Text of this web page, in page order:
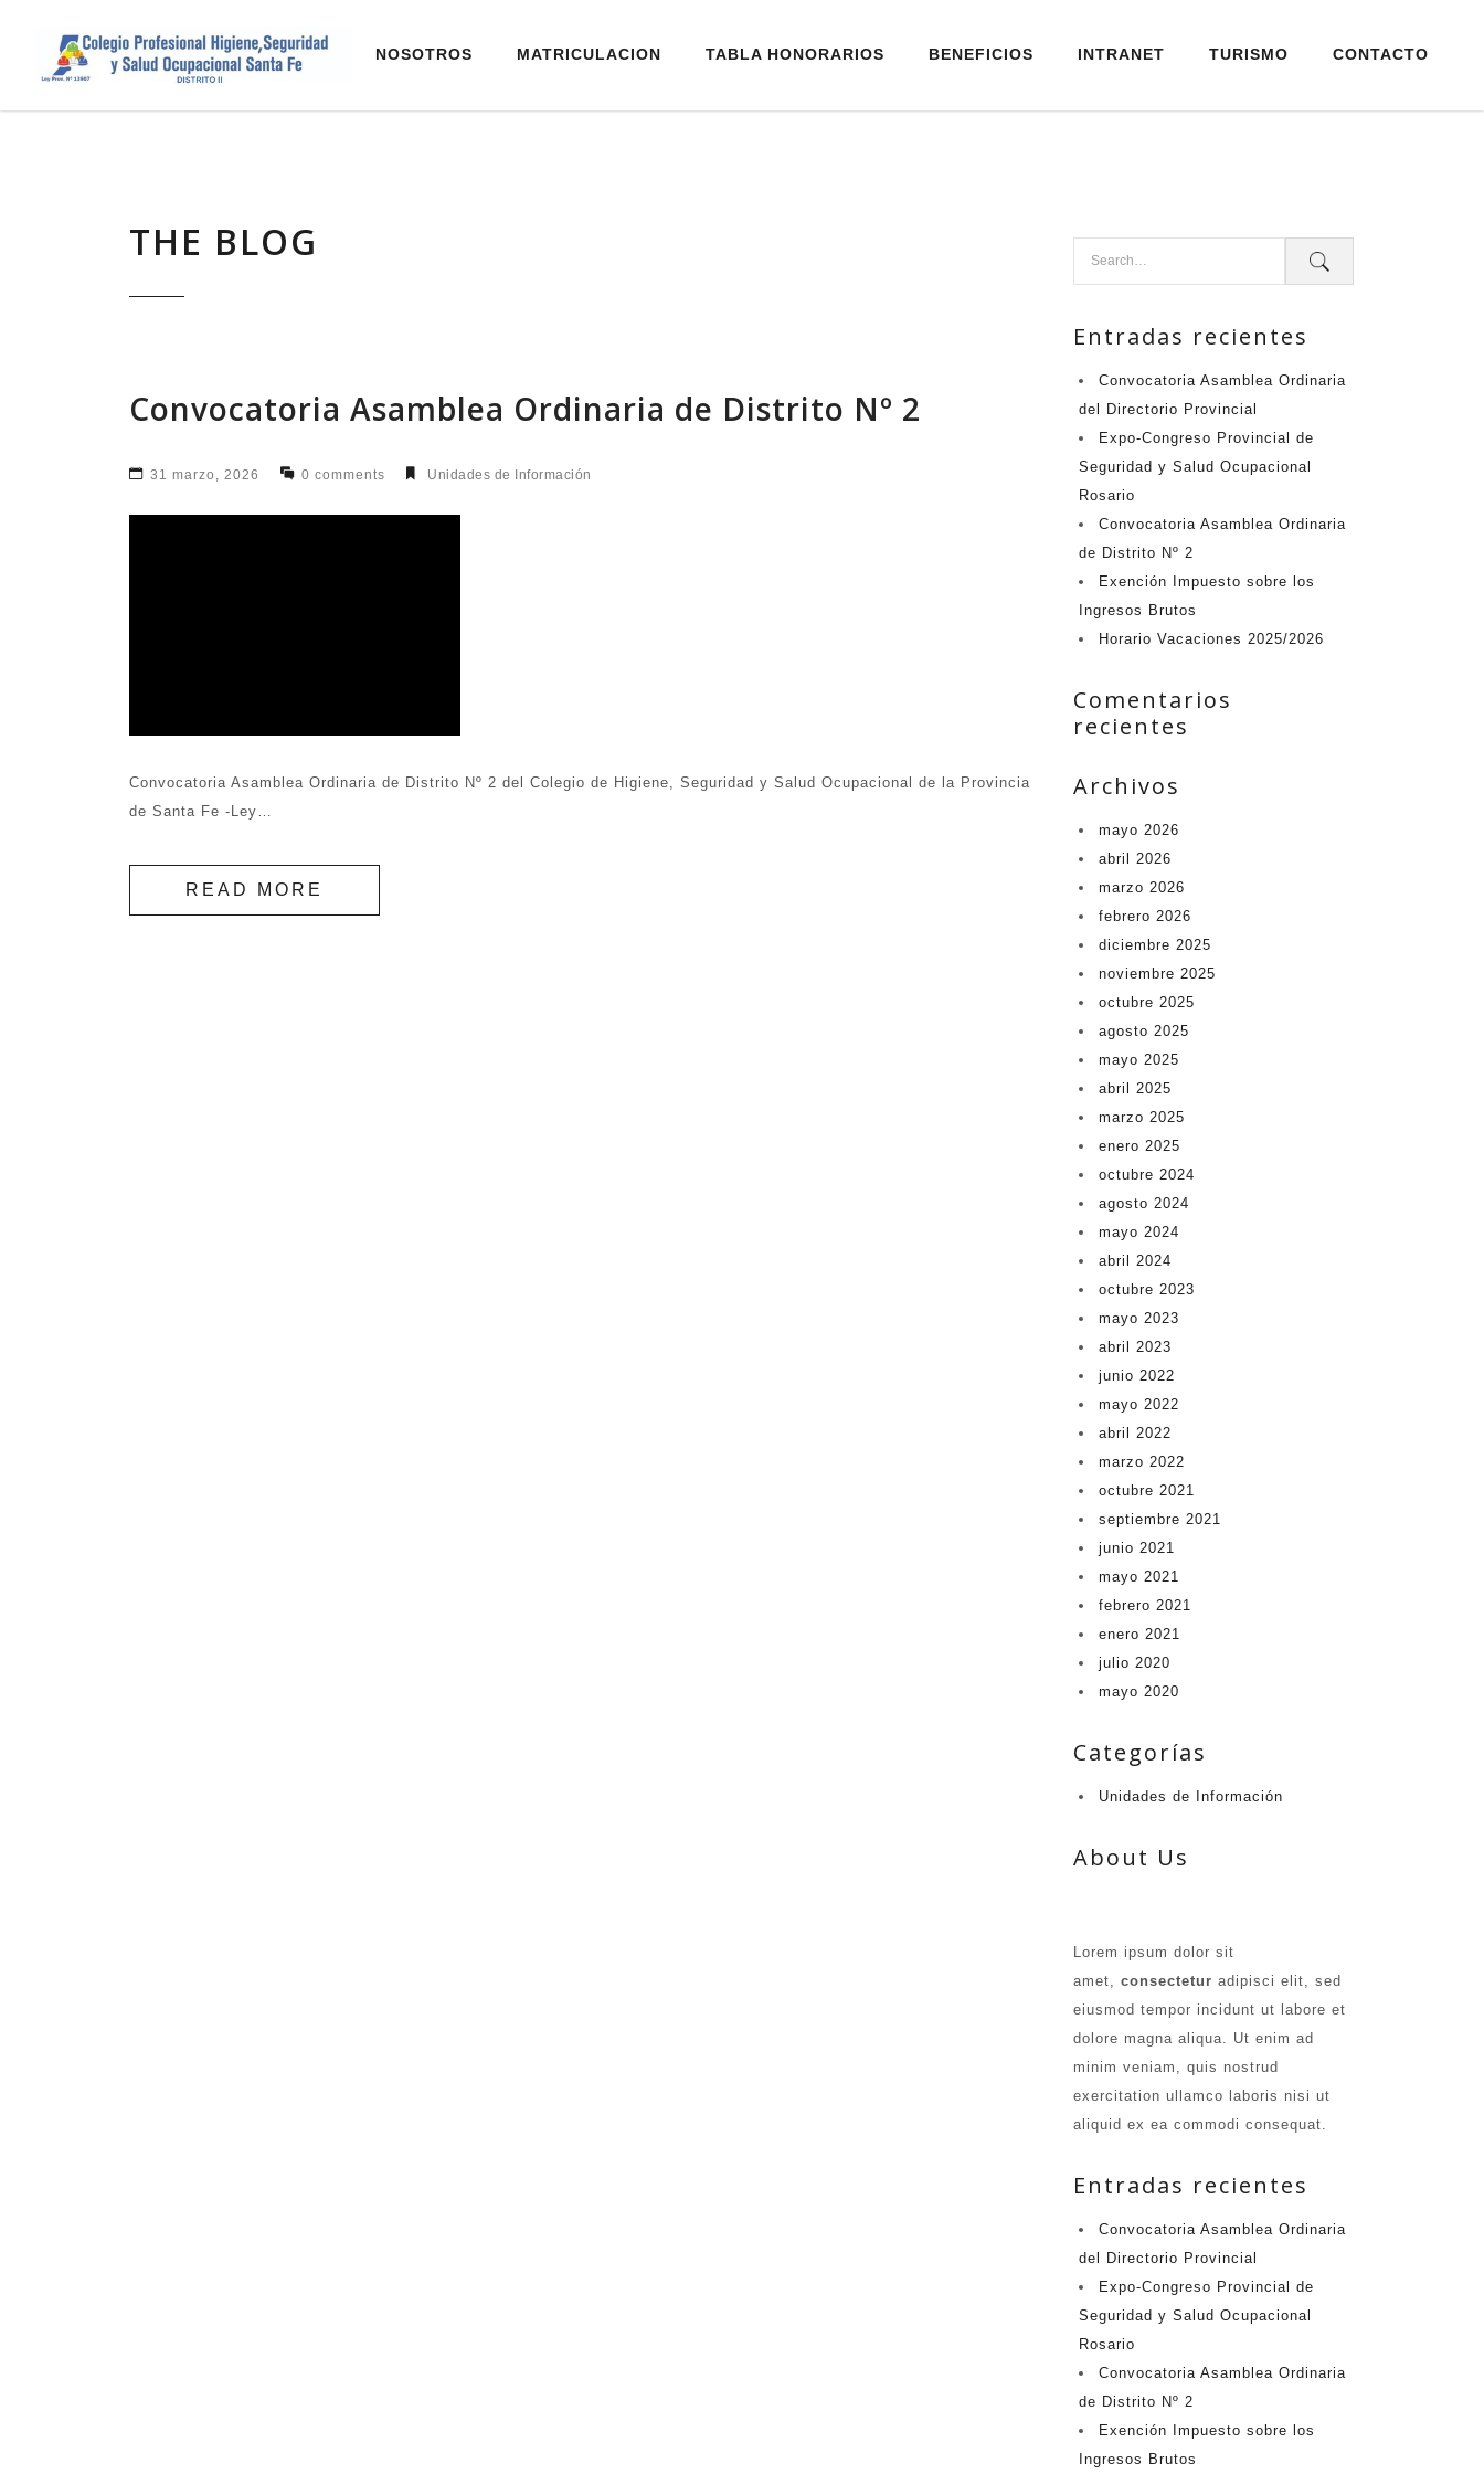
NOSOTROS MATRICULACION TABLA HONORARIOS BENEFICIOS INTRANET TURISMO CONTACTO
THE BLOG
Convocatoria Asamblea Ordinaria de Distrito Nº 2
31 marzo, 2026 0 comments Unidades de Información​
Convocatoria Asamblea Ordinaria de Distrito Nº 2 del Colegio de Higiene, Seguridad y Salud Ocupacional de la Provincia
de Santa Fe -Ley…
READ MORE
Entradas recientes
Convocatoria Asamblea Ordinaria
del Directorio Provincial
Expo-Congreso Provincial de
Seguridad y Salud Ocupacional
Rosario
Convocatoria Asamblea Ordinaria
de Distrito Nº 2
Exención Impuesto sobre los
Ingresos Brutos
Horario Vacaciones 2025/2026
Comentarios
recientes
Archivos
mayo 2026
abril 2026
marzo 2026
febrero 2026
diciembre 2025
noviembre 2025
octubre 2025
agosto 2025
mayo 2025
abril 2025
marzo 2025
enero 2025
octubre 2024
agosto 2024
mayo 2024
abril 2024
octubre 2023
mayo 2023
abril 2023
junio 2022
mayo 2022
abril 2022
marzo 2022
octubre 2021
septiembre 2021
junio 2021
mayo 2021
febrero 2021
enero 2021
julio 2020
mayo 2020
Categorías
Unidades de Información​
About Us
Lorem ipsum dolor sit
amet, consectetur adipisci elit, sed
eiusmod tempor incidunt ut labore et
dolore magna aliqua. Ut enim ad
minim veniam, quis nostrud
exercitation ullamco laboris nisi ut
aliquid ex ea commodi consequat.
Entradas recientes
Convocatoria Asamblea Ordinaria
del Directorio Provincial
Expo-Congreso Provincial de
Seguridad y Salud Ocupacional
Rosario
Convocatoria Asamblea Ordinaria
de Distrito Nº 2
Exención Impuesto sobre los
Ingresos Brutos